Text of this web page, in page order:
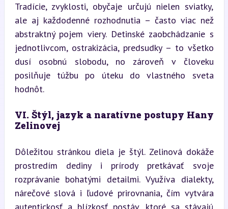
Tradície, zvyklosti, obyčaje určujú nielen sviatky,
ale aj každodenné rozhodnutia – často viac než
abstraktný pojem viery. Detinské zaobchádzanie s
jednotlivcom, ostrakizácia, predsudky – to všetko
dusí osobnú slobodu, no zároveň v človeku
posilňuje túžbu po úteku do vlastného sveta
hodnôt.
VI. Štýl, jazyk a naratívne postupy Hany
Zelinovej
Dôležitou stránkou diela je štýl. Zelinová dokáže
prostredím dediny i prírody pretkávať svoje
rozprávanie bohatými detailmi. Využíva dialekty,
nárečové slová i ľudové prirovnania, čím vytvára